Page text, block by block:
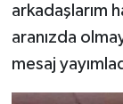
arkadaşlarım
aranızda
mesaj